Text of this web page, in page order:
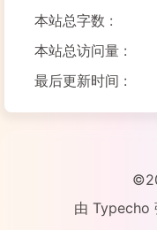
本站总字数 :
本站总访问量 :
最后更新时间 :
由 Typecho